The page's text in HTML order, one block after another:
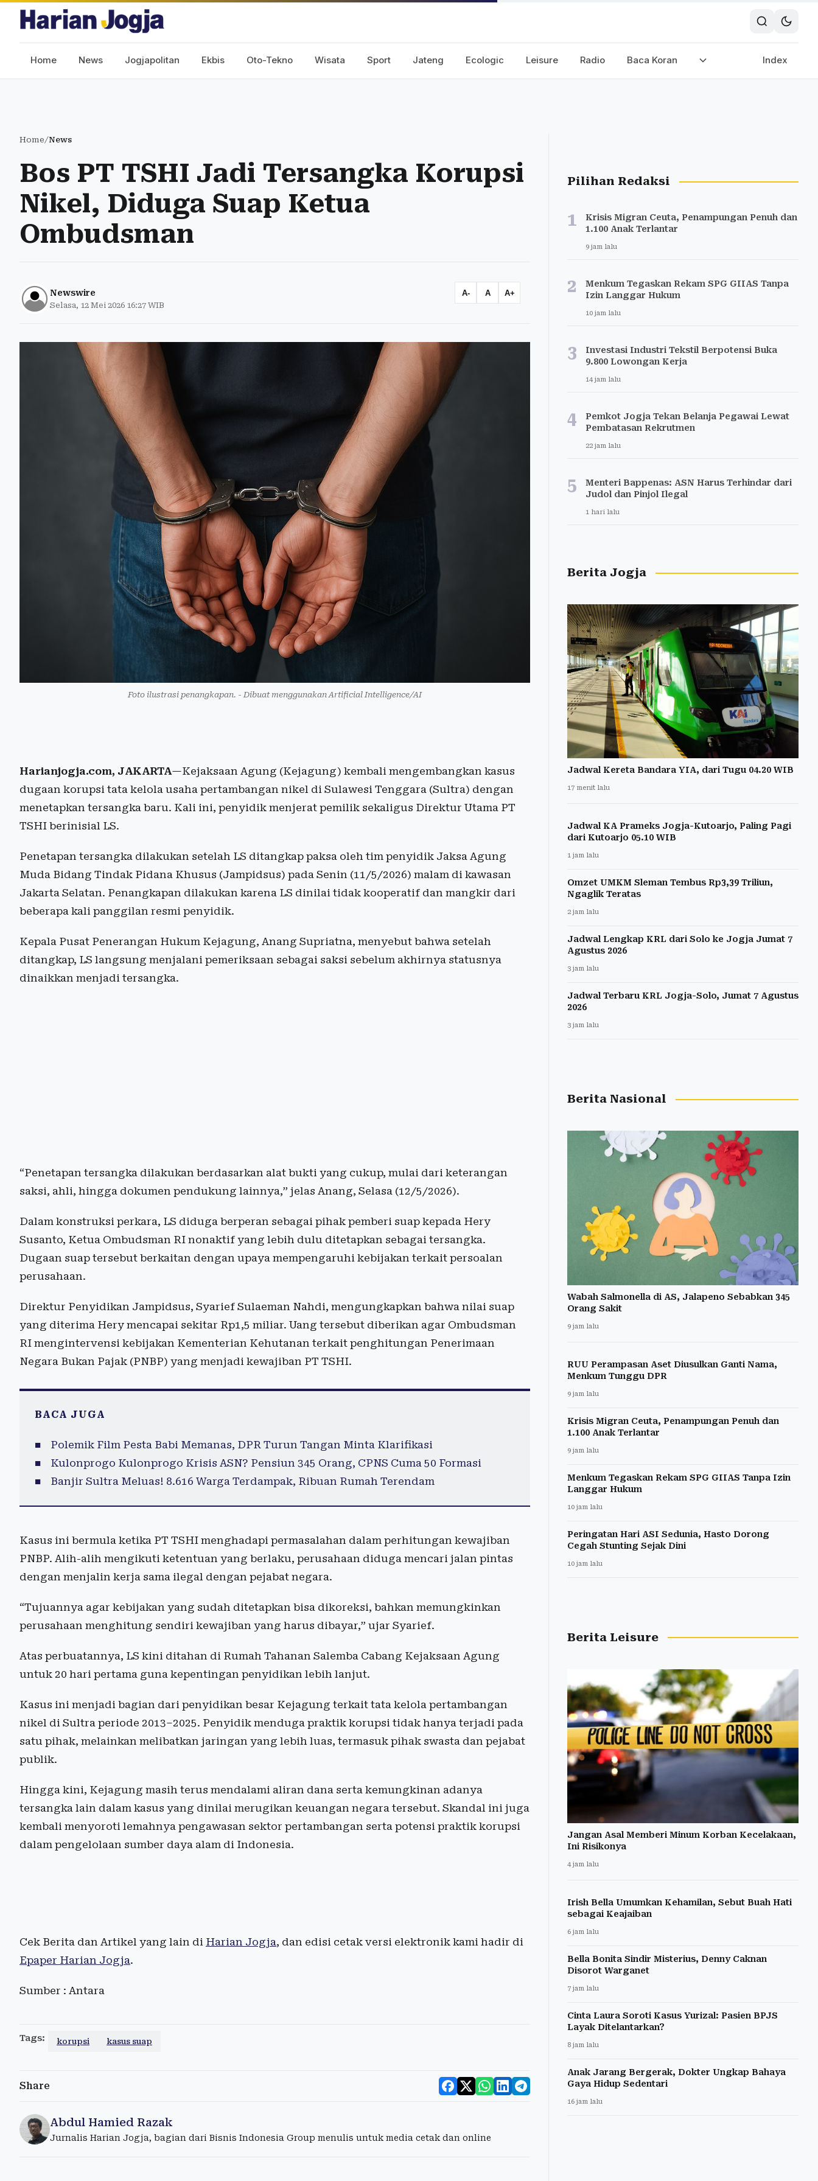
Home News Jogjapolitan Ekbis Oto-Tekno Wisata Sport Jateng Ecologic Leisure Radio Baca Koran Index
Home/News
Bos PT TSHI Jadi Tersangka Korupsi
Nikel, Diduga Suap Ketua
Ombudsman
Newswire
Selasa, 12 Mei 2026 16:27 WIB
A- A A+
Foto ilustrasi penangkapan. - Dibuat menggunakan Artificial Intelligence/AI
Harianjogja.com, JAKARTA—Kejaksaan Agung (Kejagung) kembali mengembangkan kasus
dugaan korupsi tata kelola usaha pertambangan nikel di Sulawesi Tenggara (Sultra) dengan
menetapkan tersangka baru. Kali ini, penyidik menjerat pemilik sekaligus Direktur Utama PT
TSHI berinisial LS.
Penetapan tersangka dilakukan setelah LS ditangkap paksa oleh tim penyidik Jaksa Agung
Muda Bidang Tindak Pidana Khusus (Jampidsus) pada Senin (11/5/2026) malam di kawasan
Jakarta Selatan. Penangkapan dilakukan karena LS dinilai tidak kooperatif dan mangkir dari
beberapa kali panggilan resmi penyidik.
Kepala Pusat Penerangan Hukum Kejagung, Anang Supriatna, menyebut bahwa setelah
ditangkap, LS langsung menjalani pemeriksaan sebagai saksi sebelum akhirnya statusnya
dinaikkan menjadi tersangka.
“Penetapan tersangka dilakukan berdasarkan alat bukti yang cukup, mulai dari keterangan
saksi, ahli, hingga dokumen pendukung lainnya,” jelas Anang, Selasa (12/5/2026).
Dalam konstruksi perkara, LS diduga berperan sebagai pihak pemberi suap kepada Hery
Susanto, Ketua Ombudsman RI nonaktif yang lebih dulu ditetapkan sebagai tersangka.
Dugaan suap tersebut berkaitan dengan upaya mempengaruhi kebijakan terkait persoalan
perusahaan.
Direktur Penyidikan Jampidsus, Syarief Sulaeman Nahdi, mengungkapkan bahwa nilai suap
yang diterima Hery mencapai sekitar Rp1,5 miliar. Uang tersebut diberikan agar Ombudsman
RI mengintervensi kebijakan Kementerian Kehutanan terkait penghitungan Penerimaan
Negara Bukan Pajak (PNBP) yang menjadi kewajiban PT TSHI.
BACA JUGA
Polemik Film Pesta Babi Memanas, DPR Turun Tangan Minta Klarifikasi
Kulonprogo Kulonprogo Krisis ASN? Pensiun 345 Orang, CPNS Cuma 50 Formasi
Banjir Sultra Meluas! 8.616 Warga Terdampak, Ribuan Rumah Terendam
Kasus ini bermula ketika PT TSHI menghadapi permasalahan dalam perhitungan kewajiban
PNBP. Alih-alih mengikuti ketentuan yang berlaku, perusahaan diduga mencari jalan pintas
dengan menjalin kerja sama ilegal dengan pejabat negara.
“Tujuannya agar kebijakan yang sudah ditetapkan bisa dikoreksi, bahkan memungkinkan
perusahaan menghitung sendiri kewajiban yang harus dibayar,” ujar Syarief.
Atas perbuatannya, LS kini ditahan di Rumah Tahanan Salemba Cabang Kejaksaan Agung
untuk 20 hari pertama guna kepentingan penyidikan lebih lanjut.
Kasus ini menjadi bagian dari penyidikan besar Kejagung terkait tata kelola pertambangan
nikel di Sultra periode 2013–2025. Penyidik menduga praktik korupsi tidak hanya terjadi pada
satu pihak, melainkan melibatkan jaringan yang lebih luas, termasuk pihak swasta dan pejabat
publik.
Hingga kini, Kejagung masih terus mendalami aliran dana serta kemungkinan adanya
tersangka lain dalam kasus yang dinilai merugikan keuangan negara tersebut. Skandal ini juga
kembali menyoroti lemahnya pengawasan sektor pertambangan serta potensi praktik korupsi
dalam pengelolaan sumber daya alam di Indonesia.
Cek Berita dan Artikel yang lain di Harian Jogja, dan edisi cetak versi elektronik kami hadir di
Epaper Harian Jogja.
Sumber : Antara
Tags: korupsi kasus suap
Share
Abdul Hamied Razak
Jurnalis Harian Jogja, bagian dari Bisnis Indonesia Group menulis untuk media cetak dan online
Pilihan Redaksi
1
Krisis Migran Ceuta, Penampungan Penuh dan
1.100 Anak Terlantar
9 jam lalu
2
Menkum Tegaskan Rekam SPG GIIAS Tanpa
Izin Langgar Hukum
10 jam lalu
3
Investasi Industri Tekstil Berpotensi Buka
9.800 Lowongan Kerja
14 jam lalu
4
Pemkot Jogja Tekan Belanja Pegawai Lewat
Pembatasan Rekrutmen
22 jam lalu
5
Menteri Bappenas: ASN Harus Terhindar dari
Judol dan Pinjol Ilegal
1 hari lalu
Berita Jogja
Jadwal Kereta Bandara YIA, dari Tugu 04.20 WIB
17 menit lalu
Jadwal KA Prameks Jogja-Kutoarjo, Paling Pagi
dari Kutoarjo 05.10 WIB
1 jam lalu
Omzet UMKM Sleman Tembus Rp3,39 Triliun,
Ngaglik Teratas
2 jam lalu
Jadwal Lengkap KRL dari Solo ke Jogja Jumat 7
Agustus 2026
3 jam lalu
Jadwal Terbaru KRL Jogja-Solo, Jumat 7 Agustus
2026
3 jam lalu
Berita Nasional
Wabah Salmonella di AS, Jalapeno Sebabkan 345
Orang Sakit
9 jam lalu
RUU Perampasan Aset Diusulkan Ganti Nama,
Menkum Tunggu DPR
9 jam lalu
Krisis Migran Ceuta, Penampungan Penuh dan
1.100 Anak Terlantar
9 jam lalu
Menkum Tegaskan Rekam SPG GIIAS Tanpa Izin
Langgar Hukum
10 jam lalu
Peringatan Hari ASI Sedunia, Hasto Dorong
Cegah Stunting Sejak Dini
10 jam lalu
Berita Leisure
Jangan Asal Memberi Minum Korban Kecelakaan,
Ini Risikonya
4 jam lalu
Irish Bella Umumkan Kehamilan, Sebut Buah Hati
sebagai Keajaiban
6 jam lalu
Bella Bonita Sindir Misterius, Denny Caknan
Disorot Warganet
7 jam lalu
Cinta Laura Soroti Kasus Yurizal: Pasien BPJS
Layak Ditelantarkan?
8 jam lalu
Anak Jarang Bergerak, Dokter Ungkap Bahaya
Gaya Hidup Sedentari
16 jam lalu